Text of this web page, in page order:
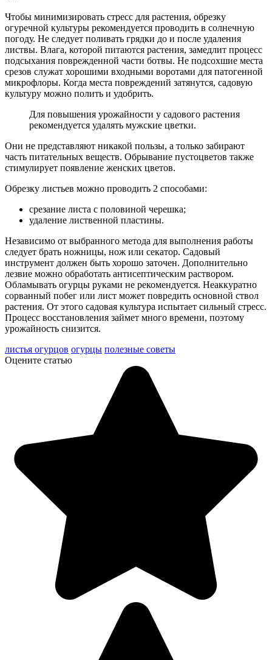
Чтобы минимизировать стресс для растения, обрезку
огуречной культуры рекомендуется проводить в солнечную
погоду. Не следует поливать грядки до и после удаления
листвы. Влага, которой питаются растения, замедлит процесс
подсыхания поврежденной части ботвы. Не подсохшие места
срезов служат хорошими входными воротами для патогенной
микрофлоры. Когда места повреждений затянутся, садовую
культуру можно полить и удобрить.
Для повышения урожайности у садового растения
рекомендуется удалять мужские цветки.
Они не представляют никакой пользы, а только забирают
часть питательных веществ. Обрывание пустоцветов также
стимулирует появление женских цветов.
Обрезку листьев можно проводить 2 способами:
срезание листа с половиной черешка;
удаление лиственной пластины.
Независимо от выбранного метода для выполнения работы
следует брать ножницы, нож или секатор. Садовый
инструмент должен быть хорошо заточен. Дополнительно
лезвие можно обработать антисептическим раствором.
Обламывать огурцы руками не рекомендуется. Неаккуратно
сорванный побег или лист может повредить основной ствол
растения. От этого садовая культура испытает сильный стресс.
Процесс восстановления займет много времени, поэтому
урожайность снизится.
листья огурцов огурцы полезные советы
Оцените статью